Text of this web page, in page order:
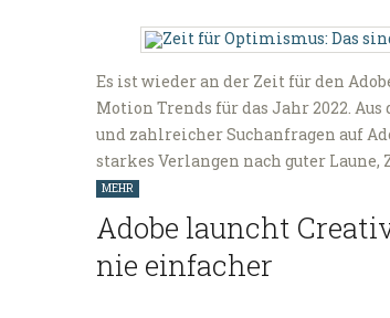
Es ist wieder an der Zeit für den
Motion Trends für das Jahr 2022.
und zahlreicher Suchanfragen auf
starkes Verlangen nach guter Laune,
MEHR
Adobe launcht
nie einfacher